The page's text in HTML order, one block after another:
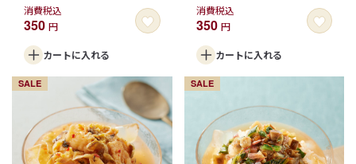
消費税込
350 円
カートに入れる
消費税込
350 円
カートに入れる
SALE SALE